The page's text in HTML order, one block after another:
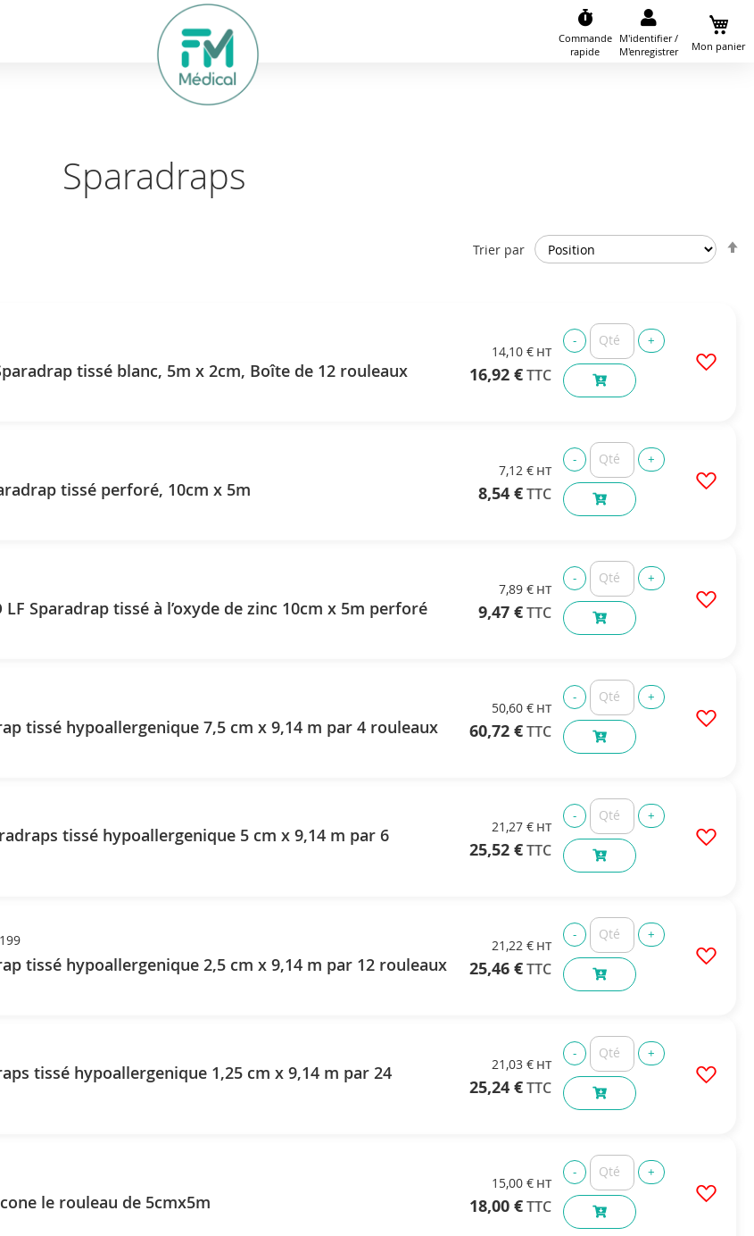
Commande
rapide
Mon panier
M'identifier /
M'enregistrer
Sparadraps
Trier par
tissé blanc, 5m x 2cm, Boîte de 12 rouleaux
14,10 €
16,92 €
tissé perforé, 10cm x 5m
7,12 €
8,54 €
LF Sparadrap tissé à l’oxyde de zinc 10cm x 5m perforé
7,89 €
9,47 €
tissé hypoallergenique 7,5 cm x 9,14 m par 4 rouleaux
50,60 €
60,72 €
tissé hypoallergenique 5 cm x 9,14 m par 6
21,27 €
25,52 €
tissé hypoallergenique 2,5 cm x 9,14 m par 12 rouleaux
21,22 €
25,46 €
tissé hypoallergenique 1,25 cm x 9,14 m par 24
21,03 €
25,24 €
le rouleau de 5cmx5m
15,00 €
18,00 €